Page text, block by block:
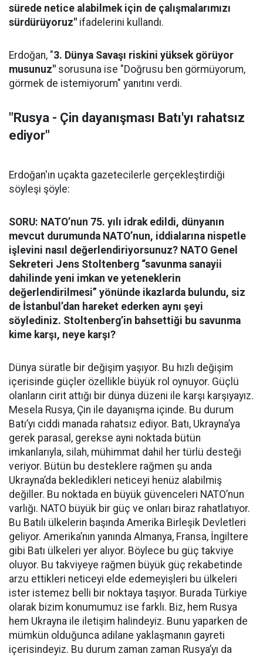
sürede netice alabilmek için de çalışmalarımızı
sürdürüyoruz" ifadelerini kullandı.
Erdoğan, "3. Dünya Savaşı riskini yüksek görüyor
musunuz" sorusuna ise "Doğrusu ben görmüyorum,
görmek de istemiyorum" yanıtını verdi.
"Rusya - Çin dayanışması Batı'yı rahatsız
ediyor"
Erdoğan'ın uçakta gazetecilerle gerçekleştirdiği
söyleşi şöyle:
SORU: NATO’nun 75. yılı idrak edildi, dünyanın
mevcut durumunda NATO’nun, iddialarına nispetle
işlevini nasıl değerlendiriyorsunuz? NATO Genel
Sekreteri Jens Stoltenberg “savunma sanayii
dahilinde yeni imkan ve yeteneklerin
değerlendirilmesi” yönünde ikazlarda bulundu, siz
de İstanbul’dan hareket ederken aynı şeyi
söylediniz. Stoltenberg’in bahsettiği bu savunma
kime karşı, neye karşı?
Dünya süratle bir değişim yaşıyor. Bu hızlı değişim
içerisinde güçler özellikle büyük rol oynuyor. Güçlü
olanların cirit attığı bir dünya düzeni ile karşı karşıyayız.
Mesela Rusya, Çin ile dayanışma içinde. Bu durum
Batı’yı ciddi manada rahatsız ediyor. Batı, Ukrayna’ya
gerek parasal, gerekse ayni noktada bütün
imkanlarıyla, silah, mühimmat dahil her türlü desteği
veriyor. Bütün bu desteklere rağmen şu anda
Ukrayna’da bekledikleri neticeyi henüz alabilmiş
değiller. Bu noktada en büyük güvenceleri NATO’nun
varlığı. NATO büyük bir güç ve onları biraz rahatlatıyor.
Bu Batılı ülkelerin başında Amerika Birleşik Devletleri
geliyor. Amerika’nın yanında Almanya, Fransa, İngiltere
gibi Batı ülkeleri yer alıyor. Böylece bu güç takviye
oluyor. Bu takviyeye rağmen büyük güç rekabetinde
arzu ettikleri neticeyi elde edemeyişleri bu ülkeleri
ister istemez belli bir noktaya taşıyor. Burada Türkiye
olarak bizim konumumuz ise farklı. Biz, hem Rusya
hem Ukrayna ile iletişim halindeyiz. Bunu yaparken de
mümkün olduğunca adilane yaklaşmanın gayreti
içerisindeyiz. Bu durum zaman zaman Rusya’yı da